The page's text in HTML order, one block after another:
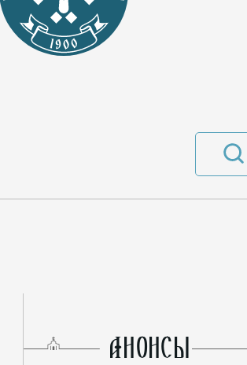
AНОНСЫ